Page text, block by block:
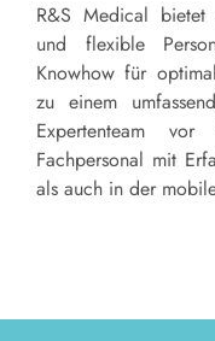
R&S Medical bietet
und flexible
Knowhow für
zu einem
Expertenteam
Fachpersonal mit
als auch in der